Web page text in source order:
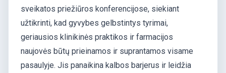
sveikatos priežiūros konferencijose, siekiant
užtikrinti, kad gyvybes gelbstintys tyrimai,
geriausios klinikinės praktikos ir farmacijos
naujovės būtų prieinamos ir suprantamos visame
pasaulyje. Jis panaikina kalbos barjerus ir leidžia